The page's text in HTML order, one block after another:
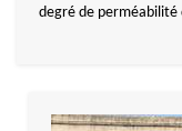
degré de